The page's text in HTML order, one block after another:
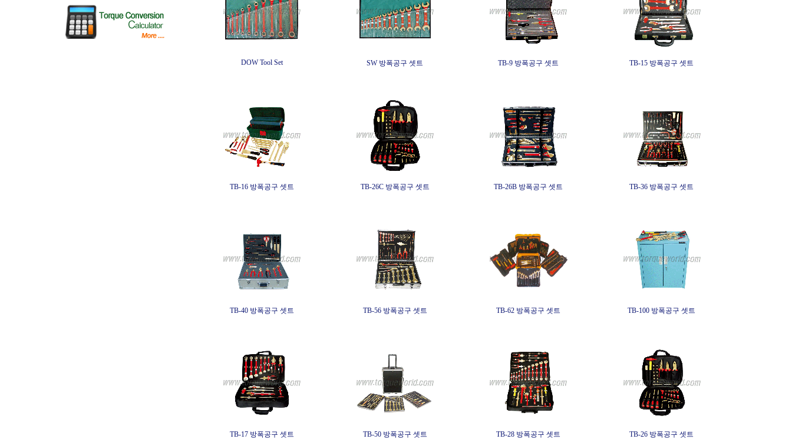
DOW Tool Set SW 방폭공구 셋트 TB-9 방폭공구 셋트 TB-15 방폭공구 셋트
TB-16 방폭공구 셋트 TB-26C 방폭공구 셋트 TB-26B 방폭공구 셋트 TB-36 방폭공구 셋트
TB-40 방폭공구 셋트 TB-56 방폭공구 셋트 TB-62 방폭공구 셋트 TB-100 방폭공구 셋트
TB-17 방폭공구 셋트 TB-50 방폭공구 셋트 TB-28 방폭공구 셋트 TB-26 방폭공구 셋트